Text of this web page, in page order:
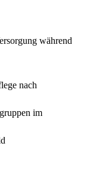
während
nach
im